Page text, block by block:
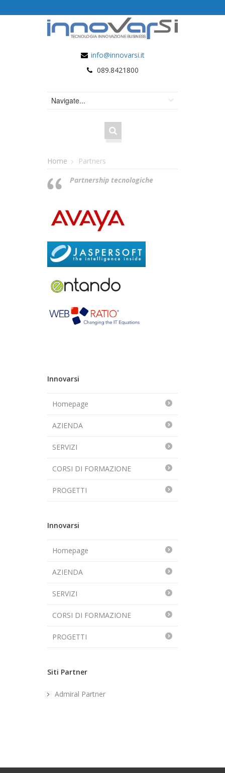
info@innovarsi.it
089.8421800
Home
Partners
Partnership tecnologiche
Innovarsi
Homepage
AZIENDA
SERVIZI
CORSI DI FORMAZIONE
PROGETTI
Innovarsi
Homepage
AZIENDA
SERVIZI
CORSI DI FORMAZIONE
PROGETTI
Siti Partner
Admiral Partner